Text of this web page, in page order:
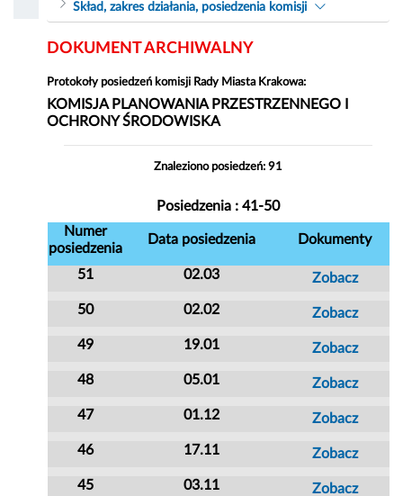
Skład, zakres działania, posiedzenia komisji
DOKUMENT ARCHIWALNY
Protokoły posiedzeń komisji Rady Miasta Krakowa:
KOMISJA PLANOWANIA PRZESTRZENNEGO I
OCHRONY ŚRODOWISKA
Znaleziono posiedzeń: 91
Posiedzenia : 41-50
Numer
posiedzenia
Data posiedzenia Dokumenty
51 02.03 Zobacz
50 02.02 Zobacz
49 19.01 Zobacz
48 05.01 Zobacz
47 01.12 Zobacz
46 17.11 Zobacz
45 03.11 Zobacz